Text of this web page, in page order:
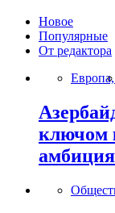
Новое
Популярные
От редактора
Европа,
ключом